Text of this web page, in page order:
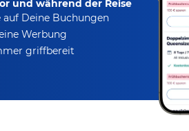
und während der Reise
auf Deine Buchungen
Werbung
griffbereit